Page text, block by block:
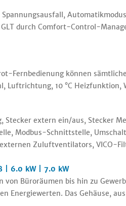
durch Comfort-Control-
Fernbedienung können
Luftrichtung, 10 °C Heizfunktion,
Stecker extern ein/aus, Stecker
Modbus-Schnittstelle,
Zuluftventilators, VICO-
| 6.0 kW | 7.0 kW
von Büroräumen bis hin zu
Energiewerten. Das Gehäuse,